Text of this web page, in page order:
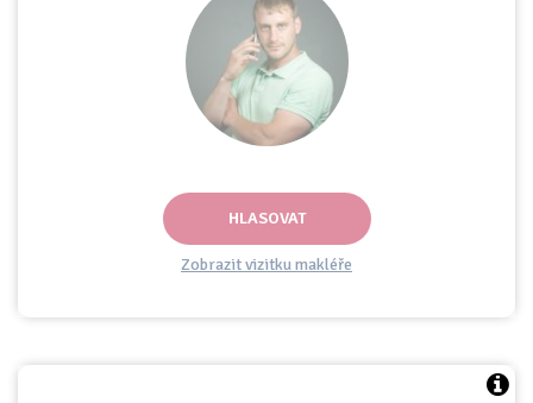
HLASOVAT
Zobrazit vizitku makléře